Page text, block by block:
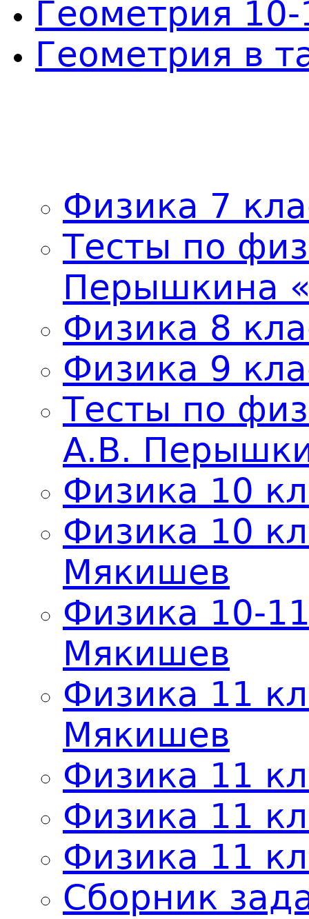
Геометрия
Геометрия в
Физика 7
Тесты по
Перышкина
Физика 8
Физика 9
Тесты по
А.В.
Физика 10
Физика 10
Мякишев
Физика 10-
Мякишев
Физика 11
Мякишев
Физика 11
Физика 11
Физика 11
Сборник